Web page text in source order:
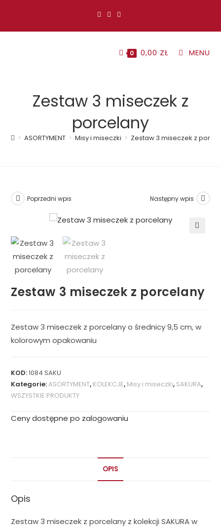
0 0,00 ZŁ MENU
Zestaw 3 miseczek z
porcelany
> ASORTYMENT > Misy i miseczki > Zestaw 3 miseczek z
Poprzedni wpis Następny wpis
Zestaw 3 miseczek z porcelany
Zestaw 3 miseczek z porcelany o średnicy 9,5 cm, w
kolorowym opakowaniu
KOD:1084 SAKU
Kategorie:ASORTYMENT, KOLEKCJE, Misy i miseczki, SAKURA,
WSZYSTKIE PRODUKTY
Ceny dostępne po zalogowaniu
OPIS
Opis
Zestaw 3 miseczek z porcelany z kolekcji SAKURA w